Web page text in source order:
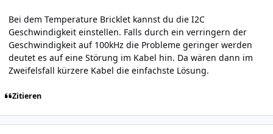
Bei dem Temperature Bricklet kannst du die I2C
Geschwindigkeit einstellen. Falls durch ein verringern der
Geschwindigkeit auf 100kHz die Probleme geringer werden
deutet es auf eine Störung im Kabel hin. Da wären dann im
Zweifelsfall kürzere Kabel die einfachste Lösung.
Zitieren